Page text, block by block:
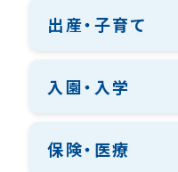
出産・子育て
入園・入学
保険・医療